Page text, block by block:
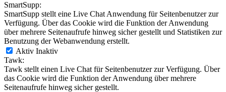
SmartSupp:
SmartSupp stellt eine Live Chat Anwendung für Seitenbenutzer zur
Verfügung. Über das Cookie wird die Funktion der Anwendung
über mehrere Seitenaufrufe hinweg sicher gestellt und Statistiken zur
Benutzung der Webanwendung erstellt.
Aktiv Inaktiv
Tawk:
Tawk stellt einen Live Chat für Seitenbenutzer zur Verfügung. Über
das Cookie wird die Funktion der Anwendung über mehrere
Seitenaufrufe hinweg sicher gestellt.